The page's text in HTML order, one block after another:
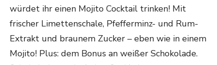
würdet ihr einen Mojito Cocktail trinken! Mit
frischer Limettenschale, Pfefferminz- und Rum-
Extrakt und braunem Zucker – eben wie in einem
Mojito! Plus: dem Bonus an weißer Schokolade.